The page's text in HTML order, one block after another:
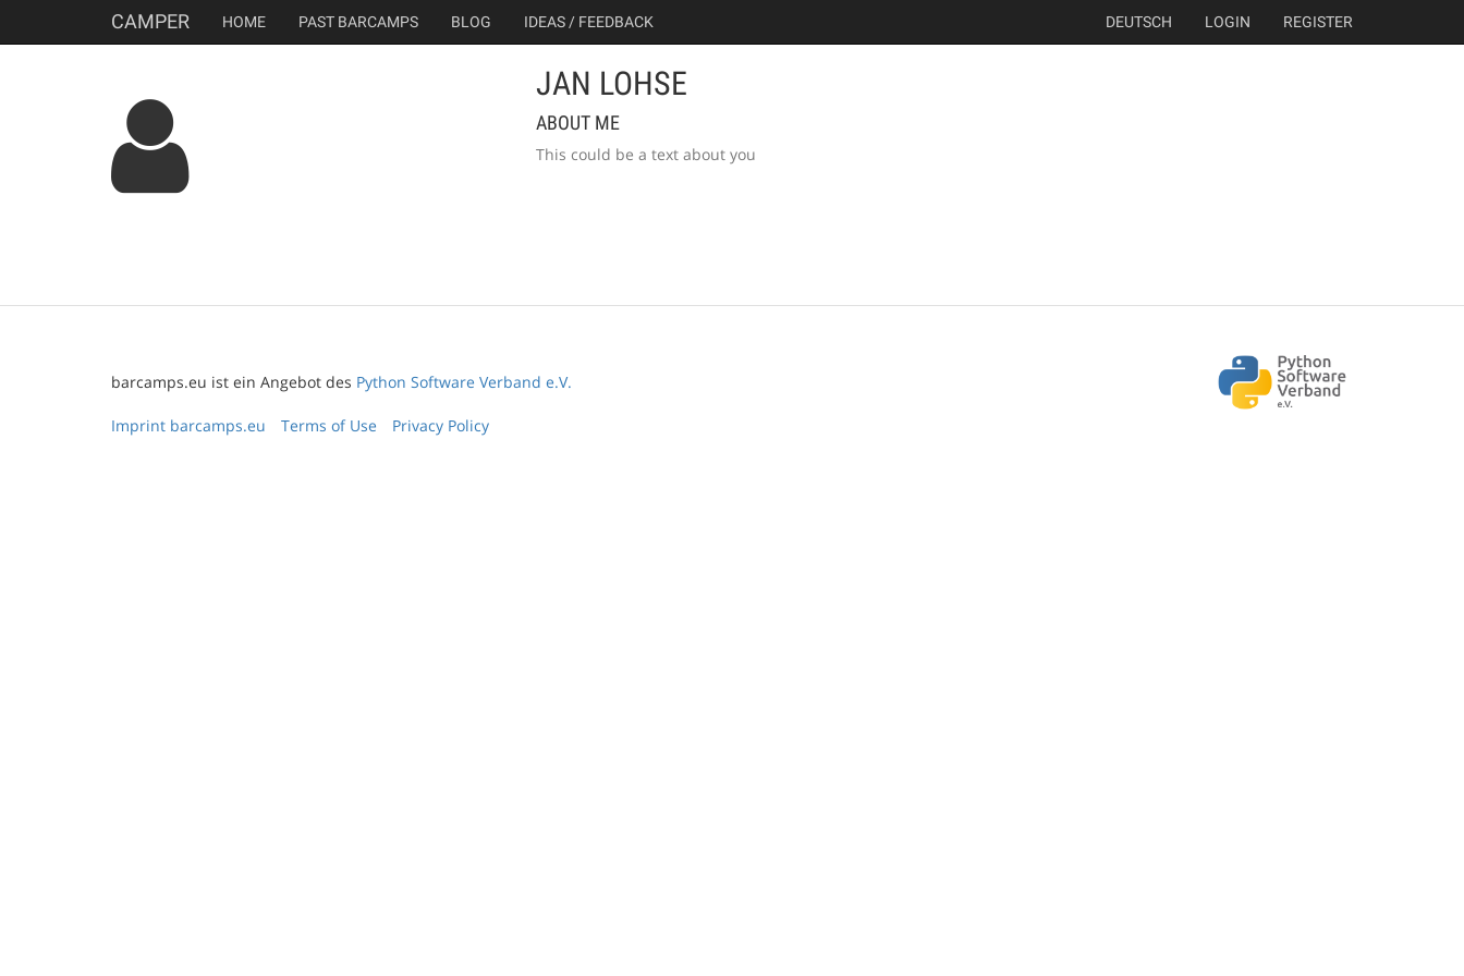
CAMPER HOME PAST BARCAMPS BLOG IDEAS / FEEDBACK DEUTSCH LOGIN REGISTER
JAN LOHSE
ABOUT ME
This could be a text about you
barcamps.eu ist ein Angebot des Python Software Verband e.V.
Imprint barcamps.eu Terms of Use Privacy Policy